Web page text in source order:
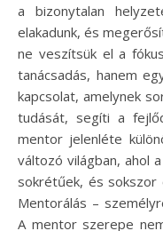
a bizonytalan
elakadunk, és
ne veszítsük el a
tanácsadás, hanem
kapcsolat, amelynek
tudását, segíti a
mentor jelenléte
változó világban, ahol
sokrétűek, és sokszor
Mentorálás –
A mentor szerepe